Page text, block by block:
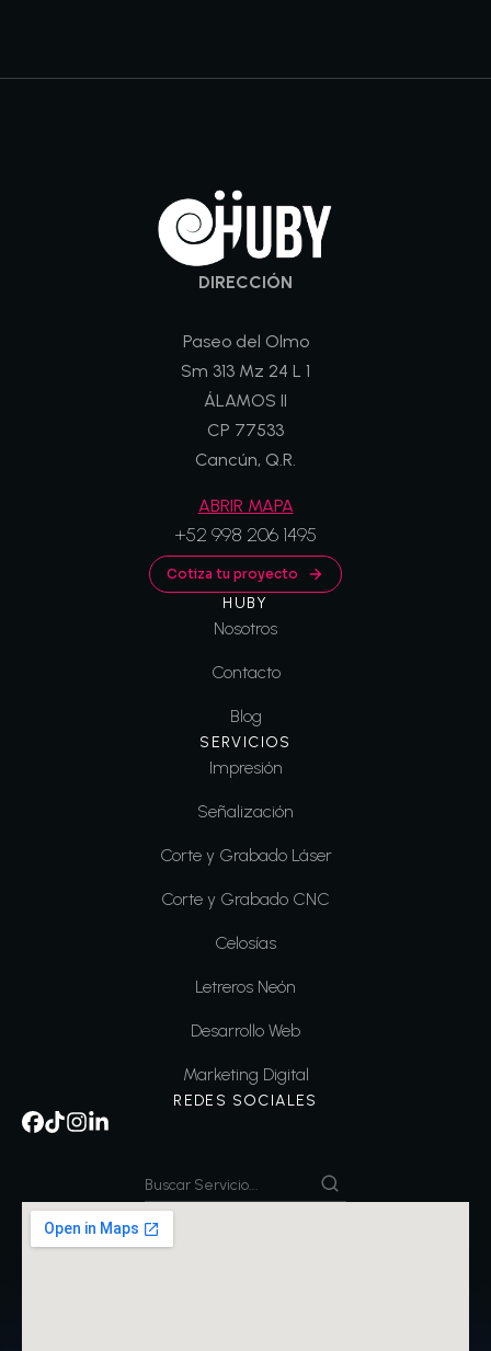
DIRECCIÓN
Paseo del Olmo
Sm 313 Mz 24 L 1
ÁLAMOS II
CP 77533
Cancún, Q.R.
ABRIR MAPA
+52 998 206 1495
Cotiza tu proyecto
HUBY
Nosotros
Contacto
Blog
SERVICIOS
Impresión
Señalización
Corte y Grabado Láser
Corte y Grabado CNC
Celosías
Letreros Neón
Desarrollo Web
Marketing Digital
REDES SOCIALES